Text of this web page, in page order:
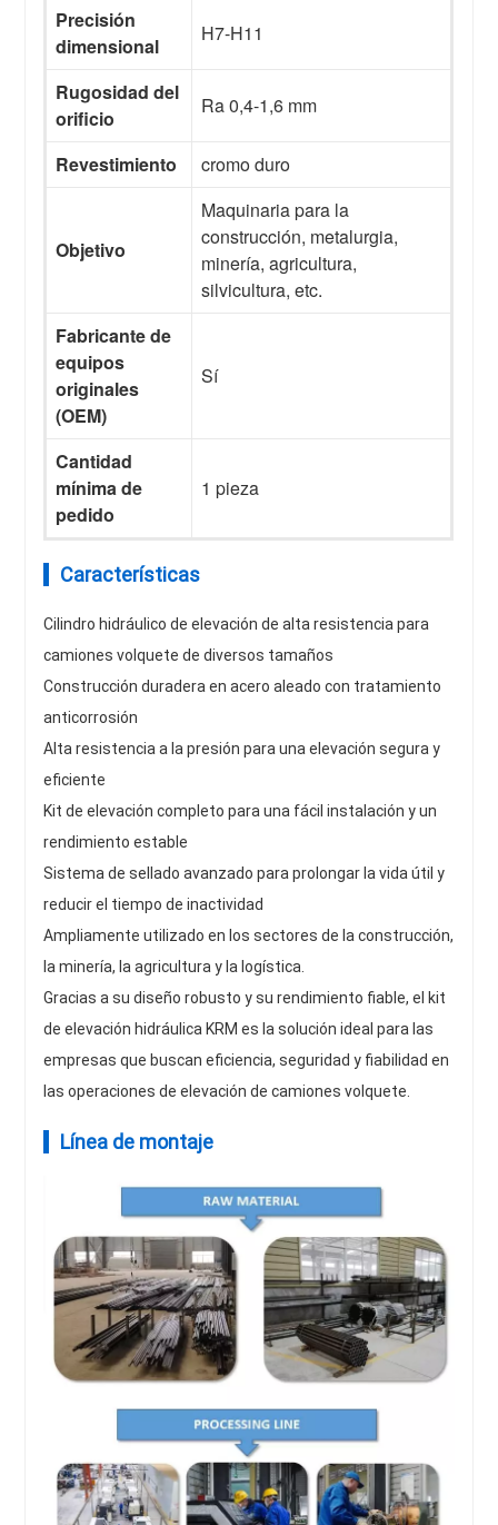
Precisión
dimensional
H7-H11
Rugosidad del
orificio
Ra 0,4-1,6 mm
Revestimiento cromo duro
Objetivo
Maquinaria para la
construcción, metalurgia,
minería, agricultura,
silvicultura, etc.
Fabricante de
equipos
originales
(OEM)
Sí
Cantidad
mínima de
pedido
1 pieza
Características
Cilindro hidráulico de elevación de alta resistencia para
camiones volquete de diversos tamaños
Construcción duradera en acero aleado con tratamiento
anticorrosión
Alta resistencia a la presión para una elevación segura y
eficiente
Kit de elevación completo para una fácil instalación y un
rendimiento estable
Sistema de sellado avanzado para prolongar la vida útil y
reducir el tiempo de inactividad
Ampliamente utilizado en los sectores de la construcción,
la minería, la agricultura y la logística.
Gracias a su diseño robusto y su rendimiento fiable, el kit
de elevación hidráulica KRM es la solución ideal para las
empresas que buscan eficiencia, seguridad y fiabilidad en
las operaciones de elevación de camiones volquete.
Línea de montaje